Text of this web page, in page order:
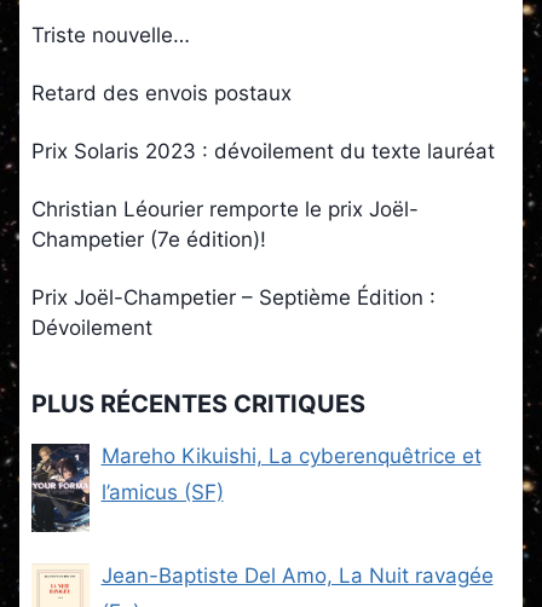
Triste nouvelle…
Retard des envois postaux
Prix Solaris 2023 : dévoilement du texte lauréat
Christian Léourier remporte le prix Joël-
Champetier (7e édition)!
Prix Joël-Champetier – Septième Édition :
Dévoilement
PLUS RÉCENTES CRITIQUES
Mareho Kikuishi, La cyberenquêtrice et
l’amicus (SF)
Jean-Baptiste Del Amo, La Nuit ravagée